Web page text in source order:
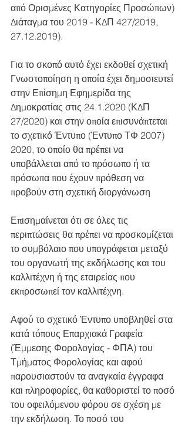
από Ορισμένες Κατηγορίες Προσώπων)
Διάταγμα του 2019 - ΚΔΠ 427/2019,
27.12.2019).
Για το σκοπό αυτό έχει εκδοθεί σχετική
Γνωστοποίηση η οποία έχει δημοσιευτεί
στην Επίσημη Εφημερίδα της
Δημοκρατίας στις 24.1.2020 (ΚΔΠ
27/2020) και στην οποία επισυνάπτεται
το σχετικό Έντυπο (Έντυπο ΤΦ 2007)
2020, το οποίο θα πρέπει να
υποβάλλεται από το πρόσωπο ή τα
πρόσωπα που έχουν πρόθεση να
προβούν στη σχετική διοργάνωση
Επισημαίνεται ότι σε όλες τις
περιπτώσεις θα πρέπει να προσκομίζεται
το συμβόλαιο που υπογράφεται μεταξύ
του οργανωτή της εκδήλωσης και του
καλλιτέχνη ή της εταιρείας που
εκπροσωπεί τον καλλιτέχνη.
Αφού το σχετικό Έντυπο υποβληθεί στα
κατά τόπους Επαρχιακά Γραφεία
(Έμμεσης Φορολογίας - ΦΠΑ) του
Τμήματος Φορολογίας και αφού
παρουσιαστούν τα αναγκαία έγγραφα
και πληροφορίες, θα καθοριστεί το ποσό
του οφειλόμενου φόρου σε σχέση με
την εκδήλωση. Το ποσό του